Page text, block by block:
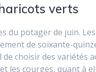
verts
du potager de juin.
de soixante-
choisir des variétés
les courges, quant à